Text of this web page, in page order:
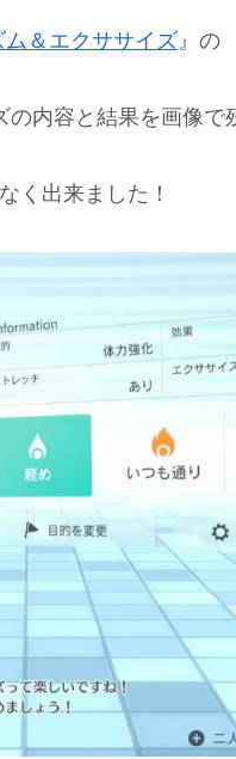
＆エクササイズ 』の
内容と結果を画像で
く出来ました！